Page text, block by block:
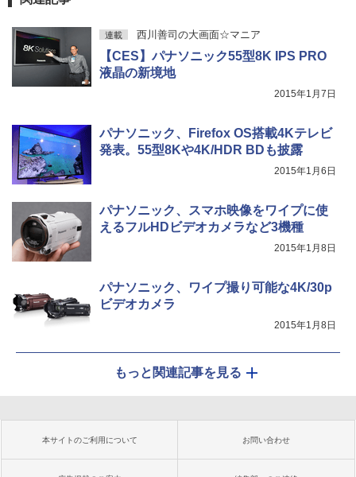
連載 西川善司の大画面☆マニア
【CES】パナソニック55型8K IPS PRO
液晶の新境地
2015年1月7日
パナソニック、Firefox OS搭載4Kテレビ
発表。55型8Kや4K/HDR BDも披露
2015年1月6日
パナソニック、スマホ映像をワイプに使
えるフルHDビデオカメラなど3機種
2015年1月8日
パナソニック、ワイプ撮り可能な4K/30p
ビデオカメラ
2015年1月8日
もっと関連記事を見る
本サイトのご利用について お問い合わせ